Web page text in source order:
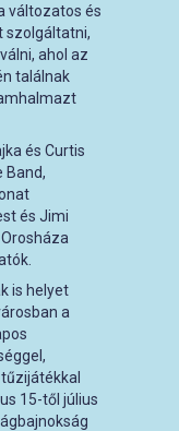
változatos és
szolgáltatni,
ahol az
találnak
és Curtis
Band,
és Jimi
is helyet
a
15-től július